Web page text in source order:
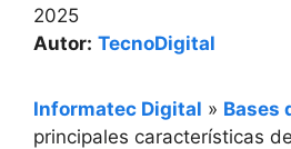
2025
Autor: TecnoDigital
Informatec Digital » Bases
principales características